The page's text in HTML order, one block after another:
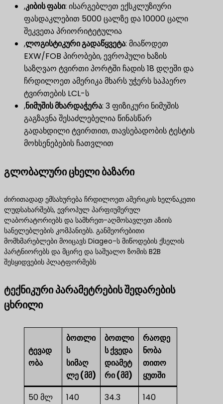
,კიბის ფასი​: ისარგებლეთ ექსკლუზიური
ფასდაკლებით 5000 ცალზე და 10000 ცალი
შეკვეთა პრიორიტეტულია
,ლოგისტიკური გადაწყვეტა​: მიაწოდეთ
EXW/FOB პირობები, ევროპული ხაზის
საზღვაო ტვირთი პორტში ჩადის 18 დღეში და
ჩრდილოეთ ამერიკა მხარს უჭერს საჰაერო
ტვირთების LCL-ს
,ნიმუშის მხარდაჭერა​: 3 ფიზიკური ნიმუშის
გაგზავნა შესაძლებელია წინასწარ
გადახდილი ტვირთით, თავსებადობის ტესტის
მოხსენებების ჩათვლით
გლობალური ცხელი ბაზარი
ძირითადად ემსახურება ჩრდილოეთ ამერიკის ხელნაკეთი
ლუდსახარშებს, ევროპულ პარფიუმერულ
ლაბორატორიებს და სამხრეთ-აღმოსავლეთ აზიის
სანელებლების კომპანიებს. განმეორებითი
მომხმარებლები მოიცავს Diageo-ს მიწოდების ქსელის
პარტნიორებს და მცირე და საშუალო ზომის B2B
შესყიდვების პლატფორმებს
ტექნიკური პარამეტრების შედარების
ცხრილი
ტევად
ობა
ბოთლი
ს
სიმაღ
ლე (მმ)
ბოთლი
ს ქვედა
დიამეტ
რი (მმ)
რაოდე
ნობა
თითო
ყუთში
50 მლ
140 34.3
140